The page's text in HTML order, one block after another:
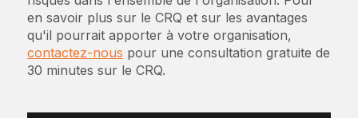
en savoir plus sur le CRQ et sur les avantages
qu'il pourrait apporter à votre organisation,
contactez-nous pour une consultation gratuite de
30 minutes sur le CRQ.